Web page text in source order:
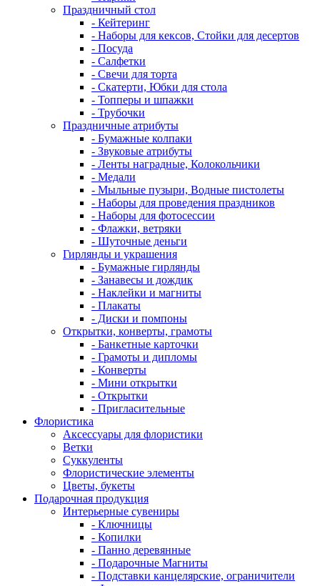
Праздничный стол
- Кейтеринг
- Наборы для кексов, Стойки для десертов
- Посуда
- Салфетки
- Свечи для торта
- Скатерти, Юбки для стола
- Топперы и шпажки
- Трубочки
Праздничные атрибуты
- Бумажные колпаки
- Звуковые атрибуты
- Ленты наградные, Колокольчики
- Медали
- Мыльные пузыри, Водные пистолеты
- Наборы для проведения праздников
- Наборы для фотосессии
- Флажки, ветряки
- Шуточные деньги
Гирлянды и украшения
- Бумажные гирлянды
- Занавесы и дождик
- Наклейки и магниты
- Плакаты
- Диски и помпоны
Открытки, конверты, грамоты
- Банкетные карточки
- Грамоты и дипломы
- Конверты
- Мини открытки
- Открытки
- Пригласительные
Флористика
Аксессуары для флористики
Ветки
Суккуленты
Флористические элементы
Цветы, букеты
Подарочная продукция
Интерьерные сувениры
- Ключницы
- Копилки
- Панно деревянные
- Подарочные Магниты
- Подставки канцелярские, ограничители